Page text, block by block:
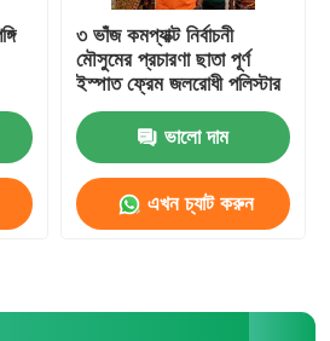
৩ ভাঁজ কমপ্যাক্ট নির্বাচনী
মৌসুমের প্রচারণা ছাতা পূর্ণ
ইস্পাত ফ্রেম জলরোধী পলিস্টার
ভালো দাম
এখন চ্যাট করুন